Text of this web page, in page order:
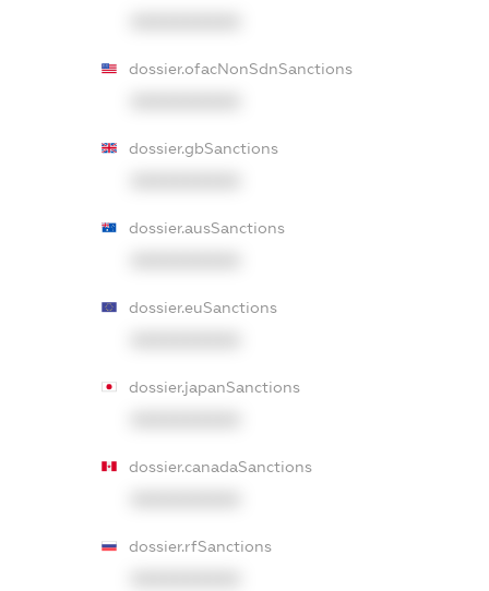
dossier.ofacNonSdnSanctions
dossier.gbSanctions
dossier.ausSanctions
dossier.euSanctions
dossier.japanSanctions
dossier.canadaSanctions
dossier.rfSanctions